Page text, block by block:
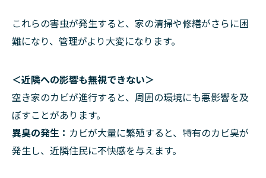
これらの害虫が発生すると、家の清掃や修繕がさらに困
難になり、管理がより大変になります。
＜近隣への影響も無視できない＞
空き家のカビが進行すると、周囲の環境にも悪影響を及
ぼすことがあります。
異臭の発生： カビが大量に繁殖すると、特有のカビ臭が
発生し、近隣住民に不快感を与えます。